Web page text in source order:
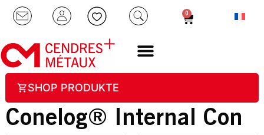
0
SHOP PRODUKTE
Conelog® Internal Con